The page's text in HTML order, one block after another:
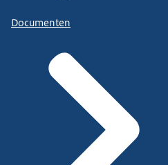
Documenten